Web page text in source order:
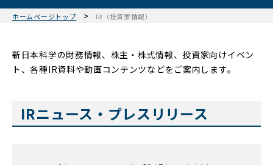
ホームページトップ > IR（投資家情報）
新日本科学の財務情報、株主・株式情報、投資家向けイベン
ト、各種IR資料や動画コンテンツなどをご案内します。
IRニュース・プレスリリース